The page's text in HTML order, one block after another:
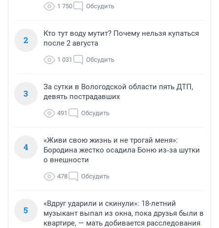
1 750 Обсудить
2
Кто тут воду мутит? Почему нельзя купаться
после 2 августа
1 031 Обсудить
3
За сутки в Вологодской области пять ДТП,
девять пострадавших
491 Обсудить
4
«Живи свою жизнь и не трогай меня»:
Бородина жестко осадила Боню из‑за шутки
о внешности
478 Обсудить
5
«Вдруг ударили и скинули»: 18-летний
музыкант выпал из окна, пока друзья были в
квартире, — мать добивается расследования